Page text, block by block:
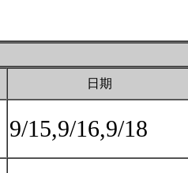
日期
9/15,9/16,9/18